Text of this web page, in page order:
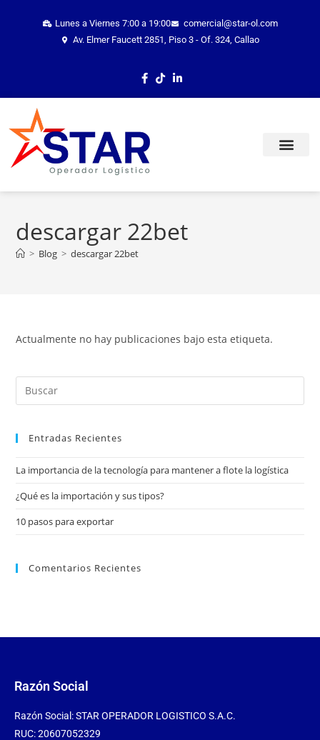
Lunes a Viernes 7:00 a 19:00
comercial@star-ol.com
Av. Elmer Faucett 2851, Piso 3 - Of. 324, Callao
descargar 22bet
> Blog > descargar 22bet
Actualmente no hay publicaciones bajo esta etiqueta.
Entradas Recientes
La importancia de la tecnología para mantener a flote la logística
¿Qué es la importación y sus tipos?
10 pasos para exportar
Comentarios Recientes
Razón Social
Razón Social: STAR OPERADOR LOGISTICO S.A.C.
RUC: 20607052329